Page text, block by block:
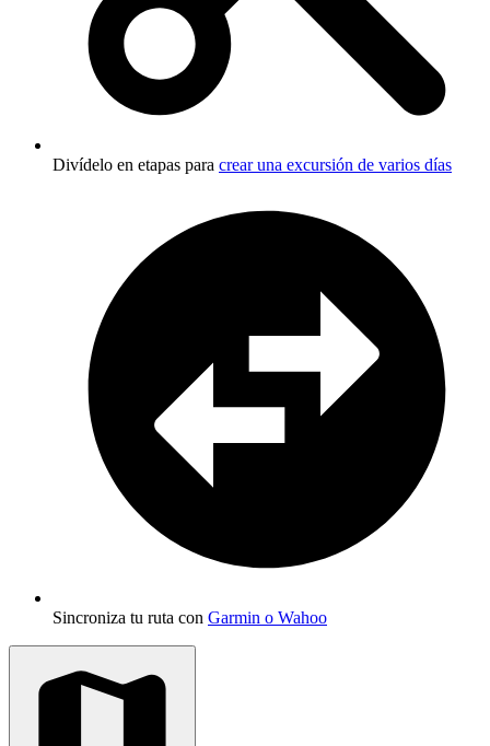
Divídelo en etapas para crear una excursión de varios días
Sincroniza tu ruta con Garmin o Wahoo